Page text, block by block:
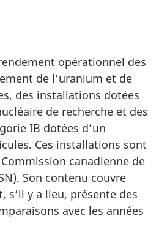
opérationnel des
de l’uranium et de
des installations dotées
de recherche et des
IB dotées d’un
Ces installations sont
canadienne de
Son contenu couvre
s’il y a lieu, présente des
avec les années